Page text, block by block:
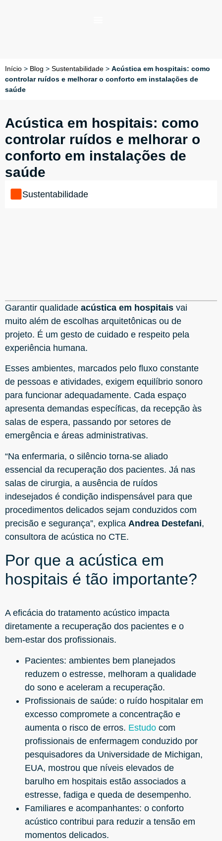
Início > Blog > Sustentabilidade > Acústica em hospitais: como
controlar ruídos e melhorar o conforto em instalações de
saúde
Acústica em hospitais: como
controlar ruídos e melhorar o
conforto em instalações de
saúde
Sustentabilidade
Garantir qualidade acústica em hospitais vai
muito além de escolhas arquitetônicas ou de
projeto. É um gesto de cuidado e respeito pela
experiência humana.
Esses ambientes, marcados pelo fluxo constante
de pessoas e atividades, exigem equilíbrio sonoro
para funcionar adequadamente. Cada espaço
apresenta demandas específicas, da recepção às
salas de espera, passando por setores de
emergência e áreas administrativas.
“Na enfermaria, o silêncio torna-se aliado
essencial da recuperação dos pacientes. Já nas
salas de cirurgia, a ausência de ruídos
indesejados é condição indispensável para que
procedimentos delicados sejam conduzidos com
precisão e segurança”, explica Andrea Destefani,
consultora de acústica no CTE.
Por que a acústica em
hospitais é tão importante?
A eficácia do tratamento acústico impacta
diretamente a recuperação dos pacientes e o
bem-estar dos profissionais.
Pacientes: ambientes bem planejados
reduzem o estresse, melhoram a qualidade
do sono e aceleram a recuperação.
Profissionais de saúde: o ruído hospitalar em
excesso compromete a concentração e
aumenta o risco de erros. Estudo com
profissionais de enfermagem conduzido por
pesquisadores da Universidade de Michigan,
EUA, mostrou que níveis elevados de
barulho em hospitais estão associados a
estresse, fadiga e queda de desempenho.
Familiares e acompanhantes: o conforto
acústico contribui para reduzir a tensão em
momentos delicados.